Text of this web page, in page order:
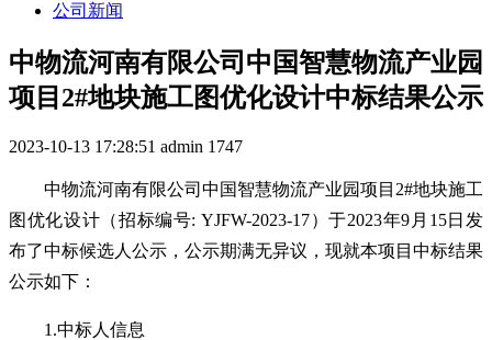
公司新闻
中物流河南有限公司中国智慧物流产业园
项目2#地块施工图优化设计中标结果公示
2023-10-13 17:28:51 admin 1747
中物流河南有限公司中国智慧物流产业园项目2#地块施工
图优化设计（招标编号: YJFW-2023-17）于2023年9月15日发
布了中标候选人公示，公示期满无异议，现就本项目中标结果
公示如下：
1.中标人信息